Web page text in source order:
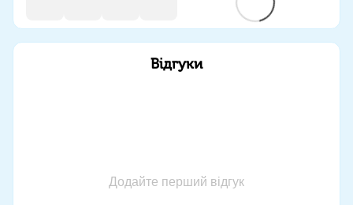
Відгуки
Додайте перший відгук